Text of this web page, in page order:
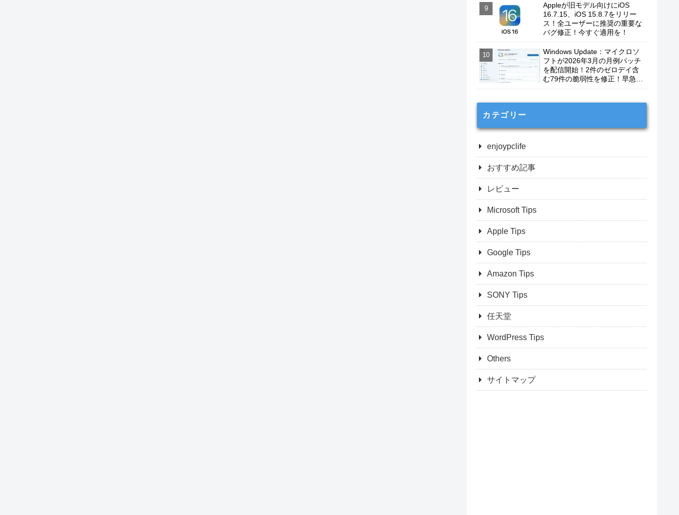
Appleが旧モデル向けにiOS
16.7.15、iOS 15.8.7をリリー
ス！全ユーザーに推奨の重要な
バグ修正！今すぐ適用を！
Windows Update：マイクロソ
フトが2026年3月の月例パッチ
を配信開始！2件のゼロデイ含
む79件の脆弱性を修正！早急に
カテゴリー
enjoypclife
おすすめ記事
レビュー
Microsoft Tips
Apple Tips
Google Tips
Amazon Tips
SONY Tips
任天堂
WordPress Tips
Others
サイトマップ